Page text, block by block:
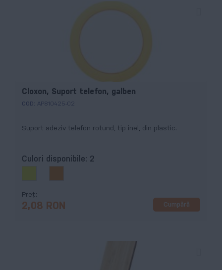
Cloxon, Suport telefon, galben
COD: AP810425-02
Suport adeziv telefon rotund, tip inel, din plastic.
Culori disponibile: 2
Preț
2,08 RON Cumpără